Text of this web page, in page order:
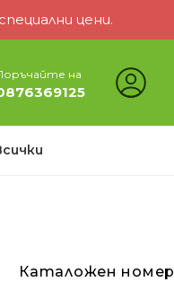
цени.
на
Каталожен номер